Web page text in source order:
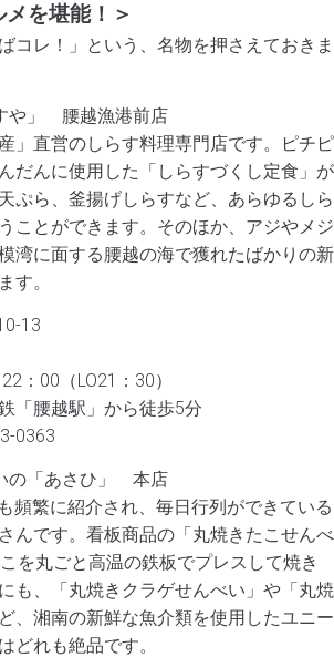
を堪能！＞
コレ！」という、名物を押さえておきま
や」 腰越漁港前店
」直営のしらす料理専門店です。ピチピ
だんに使用した「しらすづくし定食」が
ぷら、釜揚げしらすなど、あらゆるしら
ことができます。そのほか、アジやメジ
湾に面する腰越の海で獲れたばかりの新
す。
13
：00（LO21：30）
「腰越駅」から徒歩5分
0363
の「あさひ」 本店
頻繁に紹介され、毎日行列ができている
んです。看板商品の「丸焼きたこせんべ
を丸ごと高温の鉄板でプレスして焼き
も、「丸焼きクラゲせんべい」や「丸焼
、湘南の新鮮な魚介類を使用したユニー
どれも絶品です。